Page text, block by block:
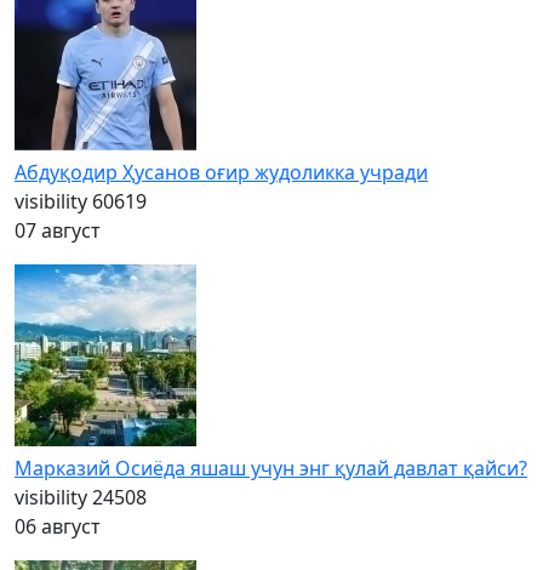
Абдуқодир Ҳусанов оғир жудоликка учради
visibility 60619
07 август
Марказий Осиёда яшаш учун энг қулай давлат қайси?
visibility24508
06 август